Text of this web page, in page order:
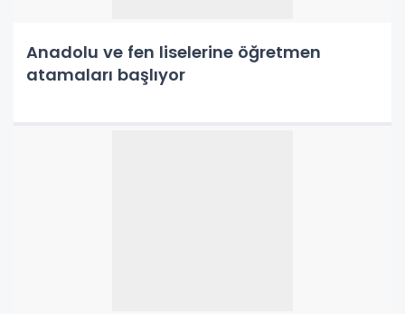
Anadolu ve fen liselerine öğretmen
atamaları başlıyor